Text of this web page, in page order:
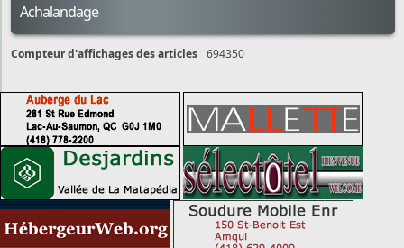
Achalandage
Compteur d'affichages des articles 694350